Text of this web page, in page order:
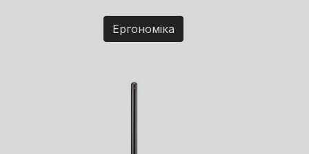
Ергономіка